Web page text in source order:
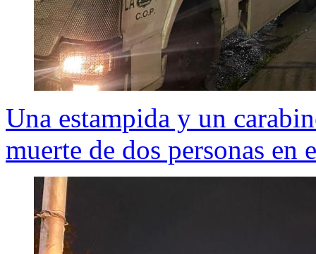
Una estampida y un
muerte de dos personas